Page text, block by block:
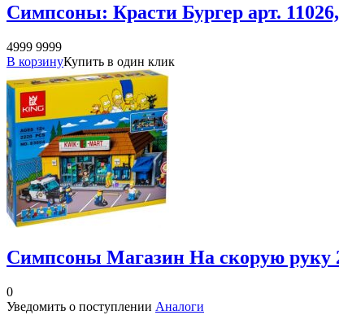
Симпсоны: Красти Бургер арт.
4999 9999
В корзинуКупить в один клик
Симпсоны Магазин На скорую руку
0
Уведомить о поступлении Аналоги